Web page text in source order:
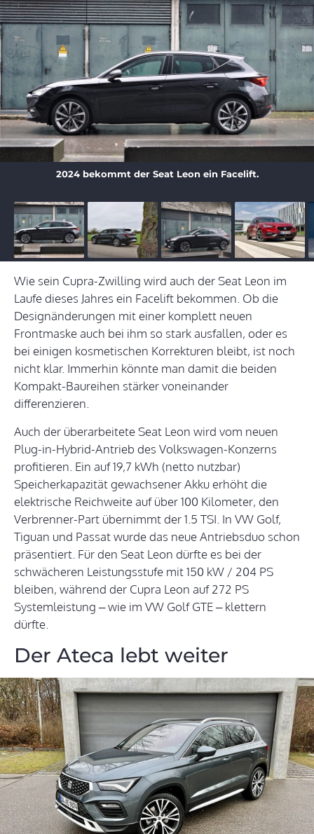
2024 bekommt der Seat Leon ein Facelift.
Wie sein Cupra-Zwilling wird auch der Seat Leon im
Laufe dieses Jahres ein Facelift bekommen. Ob die
Designänderungen mit einer komplett neuen
Frontmaske auch bei ihm so stark ausfallen, oder es
bei einigen kosmetischen Korrekturen bleibt, ist noch
nicht klar. Immerhin könnte man damit die beiden
Kompakt-Baureihen stärker voneinander
differenzieren.
Auch der überarbeitete Seat Leon wird vom neuen
Plug-in-Hybrid-Antrieb des Volkswagen-Konzerns
profitieren. Ein auf 19,7 kWh (netto nutzbar)
Speicherkapazität gewachsener Akku erhöht die
elektrische Reichweite auf über 100 Kilometer, den
Verbrenner-Part übernimmt der 1.5 TSI. In VW Golf,
Tiguan und Passat wurde das neue Antriebsduo schon
präsentiert. Für den Seat Leon dürfte es bei der
schwächeren Leistungsstufe mit 150 kW / 204 PS
bleiben, während der Cupra Leon auf 272 PS
Systemleistung – wie im VW Golf GTE – klettern
dürfte.
Der Ateca lebt weiter